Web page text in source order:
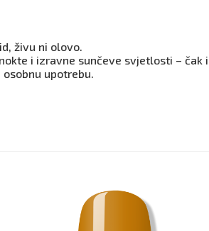
živu ni olovo.
i izravne sunčeve svjetlosti –
upotrebu.